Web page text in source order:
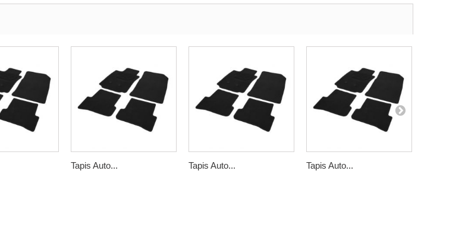
Tapis Auto... Tapis Auto... Tapis Auto...